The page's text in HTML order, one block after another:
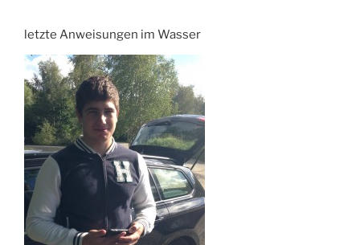
letzte Anweisungen im Wasser